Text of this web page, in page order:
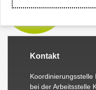
Kontakt
Koordinierungsstelle
bei der Arbeitsstelle